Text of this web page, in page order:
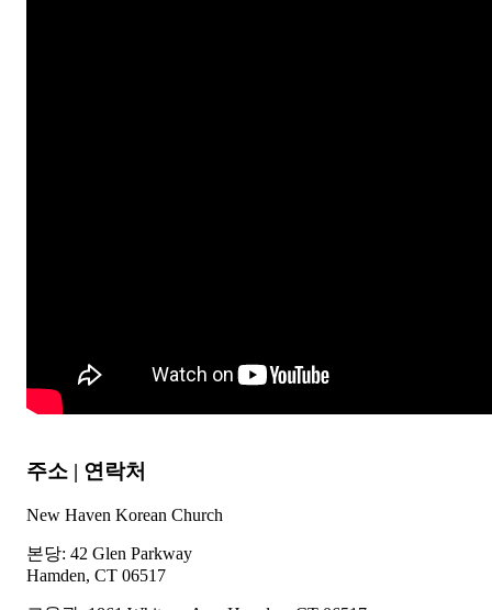
주소 | 연락처
New Haven Korean Church
본당: 42 Glen Parkway
Hamden, CT 06517